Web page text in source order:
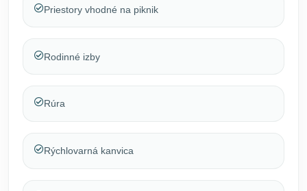
Priestory vhodné na piknik
Rodinné izby
Rúra
Rýchlovarná kanvica